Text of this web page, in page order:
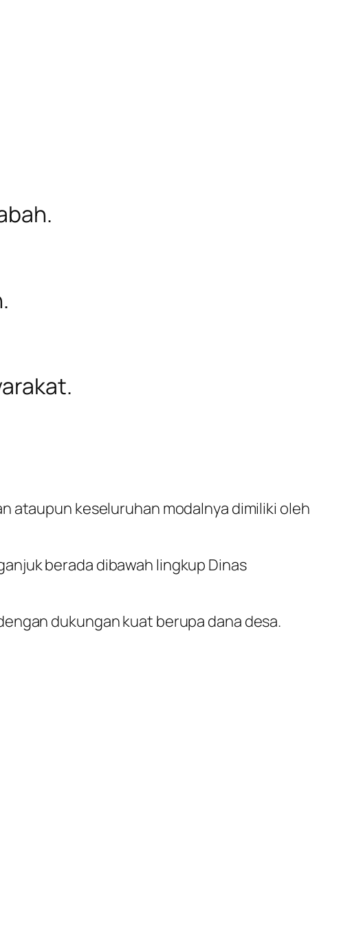
ataupun keseluruhan modalnya dimiliki oleh
berada dibawah lingkup Dinas
dukungan kuat berupa dana desa.